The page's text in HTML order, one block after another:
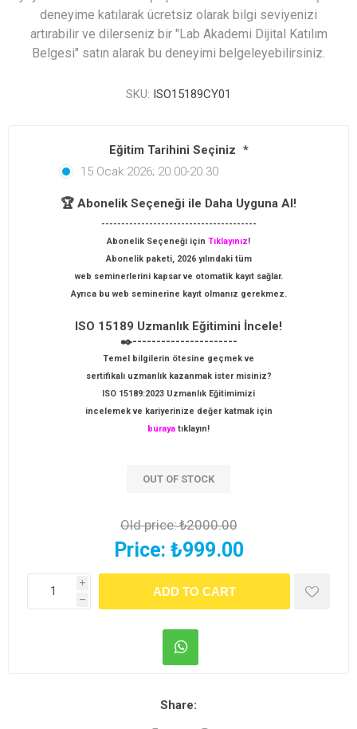
deneyime katılarak ücretsiz olarak bilgi seviyenizi
artırabilir ve dilerseniz bir "Lab Akademi Dijital Katılım
Belgesi" satın alarak bu deneyimi belgeleyebilirsiniz.
SKU: ISO15189CY01
Eğitim Tarihini Seçiniz *
15 Ocak 2026; 20.00-20.30
🏆 Abonelik Seçeneği ile Daha Uyguna Al!
---------------------------------------
Abonelik Seçeneği için Tıklayınız!
Abonelik paketi, 2026 yılındaki tüm
web seminerlerini kapsar ve otomatik kayıt sağlar.
Ayrıca bu web seminerine kayıt olmanız gerekmez.
ISO 15189 Uzmanlık Eğitimini İncele!
✒️----------------------
Temel bilgilerin ötesine geçmek ve
sertifikalı uzmanlık kazanmak ister misiniz?
ISO 15189:2023 Uzmanlık Eğitimimizi
incelemek ve kariyerinize değer katmak için
buraya tıklayın!
OUT OF STOCK
Old price:₺2000.00
Price: ₺999.00
i
h
Share: